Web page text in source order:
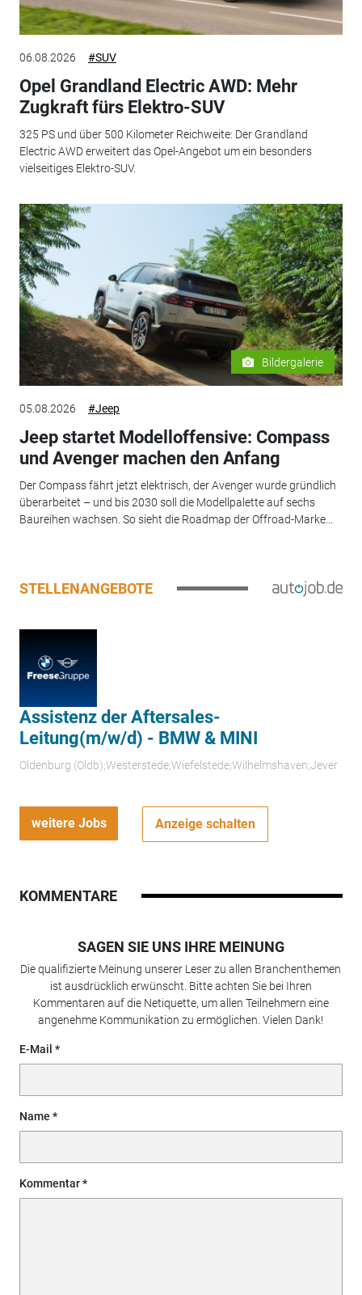
06.08.2026 #SUV
Opel Grandland Electric AWD: Mehr
Zugkraft fürs Elektro-SUV
325 PS und über 500 Kilometer Reichweite: Der Grandland
Electric AWD erweitert das Opel-Angebot um ein besonders
vielseitiges Elektro-SUV.
Bildergalerie
05.08.2026 #Jeep
Jeep startet Modelloffensive: Compass
und Avenger machen den Anfang
Der Compass fährt jetzt elektrisch, der Avenger wurde gründlich
überarbeitet – und bis 2030 soll die Modellpalette auf sechs
Baureihen wachsen. So sieht die Roadmap der Offroad-Marke...
STELLENANGEBOTE
Assistenz der Aftersales-
Leitung(m/w/d) - BMW & MINI
Oldenburg (Oldb);Westerstede;Wiefelstede;Wilhelmshaven;Jever
weitere Jobs Anzeige schalten
KOMMENTARE
SAGEN SIE UNS IHRE MEINUNG
Die qualifizierte Meinung unserer Leser zu allen Branchenthemen
ist ausdrücklich erwünscht. Bitte achten Sie bei Ihren
Kommentaren auf die Netiquette, um allen Teilnehmern eine
angenehme Kommunikation zu ermöglichen. Vielen Dank!
E-Mail
Name
Kommentar